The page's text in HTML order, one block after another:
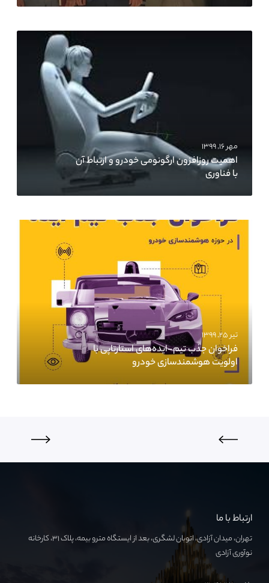
مهر ۱۶, ۱۳۹۹
اهمیت روزافزون ارگونومی خودرو و ارتباط آن
با فناوری
تیر ۲۵, ۱۳۹۹
فراخوان جذب تیم-ایده‌های استارتاپی با
اولویت هوشمندسازی خودرو
ارتباط با ما
تهران، میدان آزادی، اتوبان لشگری، بعد از ایستگاه مترو بیمه، پلاک ۳۱، کارخانه
نوآوری آزادی